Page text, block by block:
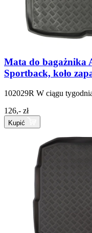
Mata do bagażnika
Sportback, koło
102029R W ciągu
126,- zł
Kupić